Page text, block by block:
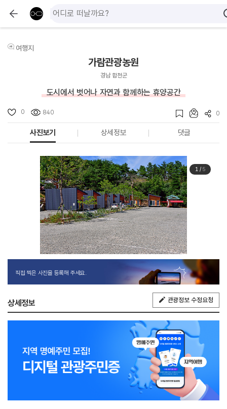
여행지
가람관광농원
경남 합천군
도시에서 벗어나 자연과 함께하는 휴양공간
0 840 0
사진보기 상세정보 댓글
1/ 5
직접 찍은 사진을 등록해 주세요.
상세정보 관광정보 수정요청